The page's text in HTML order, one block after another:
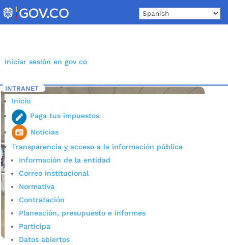
to
content
Iniciar sesión en gov co
INTRANET
Inicio
Paga tus impuestos
Noticias
Transparencia y acceso a la información pública
Información de la entidad
Correo institucional
Normativa
Contratación
Planeación, presupuesto e informes
Participa
Datos abiertos
Inicio 5 Etiqueta: CentroComercialVioleta